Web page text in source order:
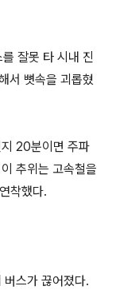
잘못 타 시내 진
서 뼛속을 괴롭혔
20분이면 주파
추위는 고속철을
착했다.
스가 끊어졌다.